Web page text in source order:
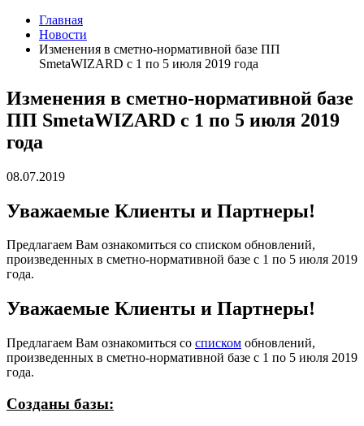
Главная
Новости
Изменения в сметно-нормативной базе ПП
SmetaWIZARD с 1 по 5 июля 2019 года
Изменения в сметно-нормативной базе
ПП SmetaWIZARD с 1 по 5 июля 2019
года
08.07.2019
Уважаемые Клиенты и Партнеры!
Предлагаем Вам ознакомиться со списком обновлений,
произведенных в сметно-нормативной базе с 1 по 5 июля 2019
года.
Уважаемые Клиенты и Партнеры!
Предлагаем Вам ознакомиться со списком обновлений,
произведенных в сметно-нормативной базе с 1 по 5 июля 2019
года.
Созданы базы: